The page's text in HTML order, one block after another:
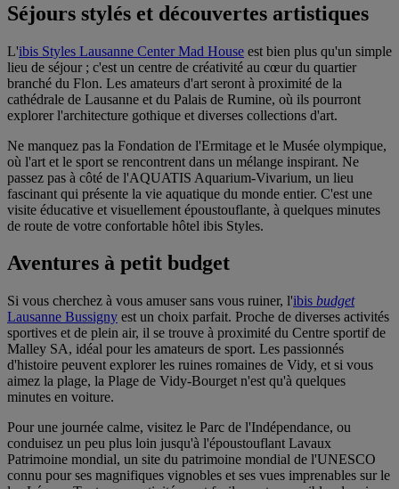
Séjours stylés et découvertes artistiques
L'ibis Styles Lausanne Center Mad House est bien plus qu'un simple
lieu de séjour ; c'est un centre de créativité au cœur du quartier
branché du Flon. Les amateurs d'art seront à proximité de la
cathédrale de Lausanne et du Palais de Rumine, où ils pourront
explorer l'architecture gothique et diverses collections d'art.
Ne manquez pas la Fondation de l'Ermitage et le Musée olympique,
où l'art et le sport se rencontrent dans un mélange inspirant. Ne
passez pas à côté de l'AQUATIS Aquarium-Vivarium, un lieu
fascinant qui présente la vie aquatique du monde entier. C'est une
visite éducative et visuellement époustouflante, à quelques minutes
de route de votre confortable hôtel ibis Styles.
Aventures à petit budget
Si vous cherchez à vous amuser sans vous ruiner, l'ibis budget
Lausanne Bussigny est un choix parfait. Proche de diverses activités
sportives et de plein air, il se trouve à proximité du Centre sportif de
Malley SA, idéal pour les amateurs de sport. Les passionnés
d'histoire peuvent explorer les ruines romaines de Vidy, et si vous
aimez la plage, la Plage de Vidy-Bourget n'est qu'à quelques
minutes en voiture.
Pour une journée calme, visitez le Parc de l'Indépendance, ou
conduisez un peu plus loin jusqu'à l'époustouflant Lavaux
Patrimoine mondial, un site du patrimoine mondial de l'UNESCO
connu pour ses magnifiques vignobles et ses vues imprenables sur le